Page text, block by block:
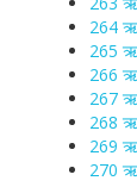
264
265
266
267
268
269
270